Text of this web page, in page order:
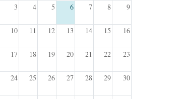
3 4 5 6 7 8 9
10 11 12 13 14 15 16
17 18 19 20 21 22 23
24 25 26 27 28 29 30